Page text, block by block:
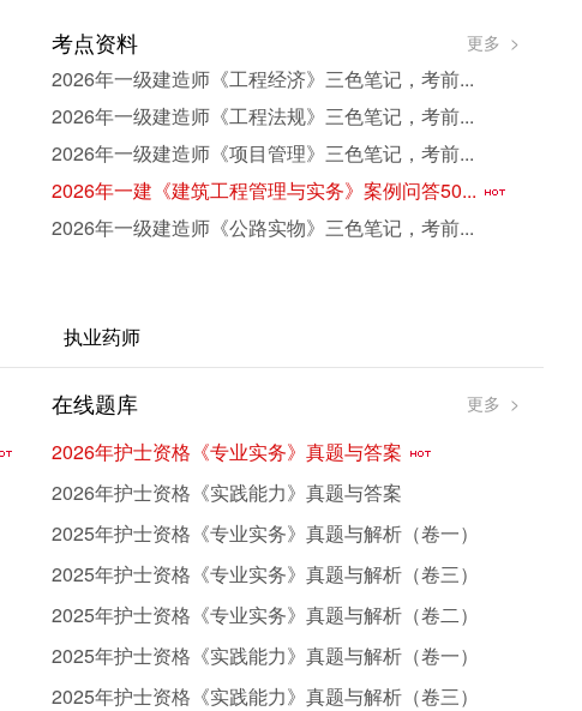
考点资料 更多 >
2026年一级建造师《工程经济》三色笔记，考前...
2026年一级建造师《工程法规》三色笔记，考前...
2026年一级建造师《项目管理》三色笔记，考前...
2026年一建《建筑工程管理与实务》案例问答50...
2026年一级建造师《公路实物》三色笔记，考前...
执业药师
在线题库 更多 >
2026年护士资格《专业实务》真题与答案
2026年护士资格《实践能力》真题与答案
2025年护士资格《专业实务》真题与解析（卷一）
2025年护士资格《专业实务》真题与解析（卷三）
2025年护士资格《专业实务》真题与解析（卷二）
2025年护士资格《实践能力》真题与解析（卷一）
2025年护士资格《实践能力》真题与解析（卷三）